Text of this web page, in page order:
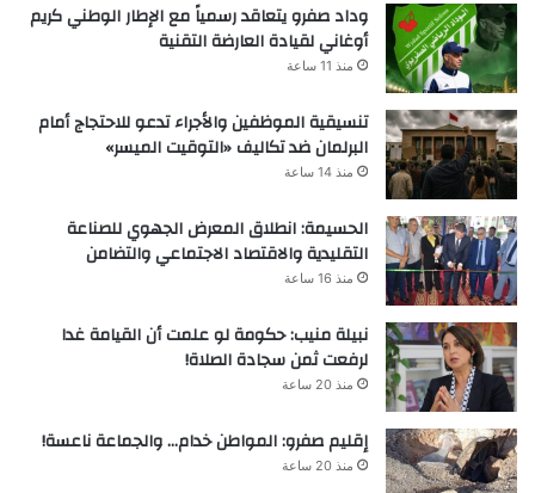
وداد صفرو يتعاقد رسمياً مع الإطار الوطني كريم
أوغاني لقيادة العارضة التقنية
منذ 11 ساعة
تنسيقية الموظفين والأجراء تدعو للاحتجاج أمام
البرلمان ضد تكاليف «التوقيت الميسر»
منذ 14 ساعة
الحسيمة: انطلاق المعرض الجهوي للصناعة
التقليدية والاقتصاد الاجتماعي والتضامن
منذ 16 ساعة
نبيلة منيب: حكومة لو علمت أن القيامة غدا
لرفعت ثمن سجادة الصلاة!
منذ 20 ساعة
إقليم صفرو: المواطن خدام… والجماعة ناعسة!
منذ 20 ساعة